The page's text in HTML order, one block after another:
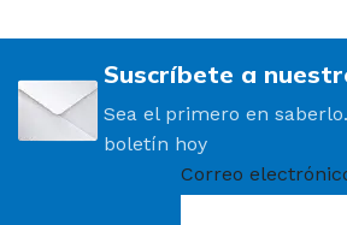
Suscríbete a
Sea el primero en
boletín hoy
Correo